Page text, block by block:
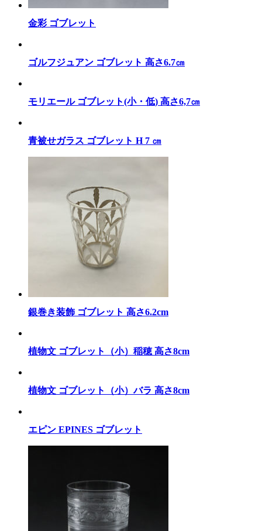
金彩 ゴブレット
ゴルフジュアン ゴブレット 高さ6.7㎝
モリエール ゴブレット(小・低) 高さ6,7㎝
青被せガラス ゴブレット H 7 ㎝
銀巻き装飾 ゴブレット 高さ6.2cm
植物文 ゴブレット（小）稲穂 高さ8cm
植物文 ゴブレット（小）バラ 高さ8cm
エピン EPINES ゴブレット